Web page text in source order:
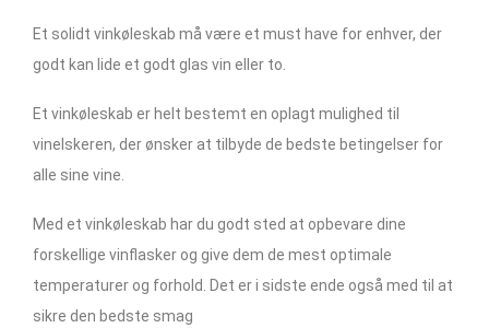
Et solidt vinkøleskab må være et must have for enhver, der
godt kan lide et godt glas vin eller to.
Et vinkøleskab er helt bestemt en oplagt mulighed til
vinelskeren, der ønsker at tilbyde de bedste betingelser for
alle sine vine.
Med et vinkøleskab har du godt sted at opbevare dine
forskellige vinflasker og give dem de mest optimale
temperaturer og forhold. Det er i sidste ende også med til at
sikre den bedste smag